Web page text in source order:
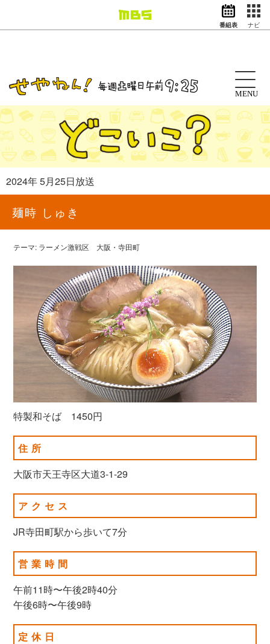
ドラマ
アニメ
動画イズム ニュース
天気・防災 イベント
映画
グッズ
番組表 ナビ
MENU
2024年 5月25日放送
麺時 しゅき
テーマ: ラーメン激戦区 大阪・寺田町
特製和そば 1450円
住所
大阪市天王寺区大道3-1-29
アクセス
JR寺田町駅から歩いて7分
営業時間
午前11時〜午後2時40分
午後6時〜午後9時
定休日